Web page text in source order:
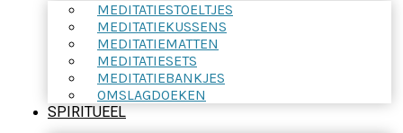
MEDITATIESTOELTJES
MEDITATIEKUSSENS
MEDITATIEMATTEN
MEDITATIESETS
MEDITATIEBANKJES
OMSLAGDOEKEN
SPIRITUEEL